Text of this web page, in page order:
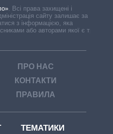
. Всі права захищені і
сайту залишає за
з інформацією, яка
або авторами якої є треті
ПРО НАС
КОНТАКТИ
ПРАВИЛА
ТЕМАТИКИ